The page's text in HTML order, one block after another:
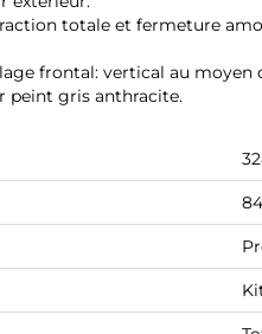
totale et fermeture
frontal: vertical au
peint gris anthracite.